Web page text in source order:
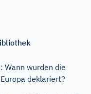
Wann wurden die
deklariert?